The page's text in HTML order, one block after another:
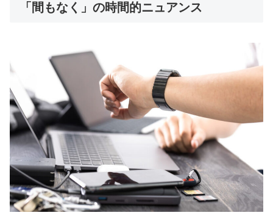
「間もなく」の時間的ニュアンス